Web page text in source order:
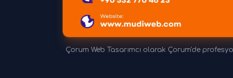
Çorum Web Tasarımcı olarak Çorum'de